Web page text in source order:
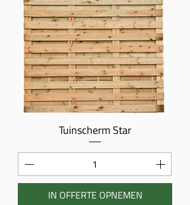
Tuinscherm Star
IN OFFERTE OPNEMEN